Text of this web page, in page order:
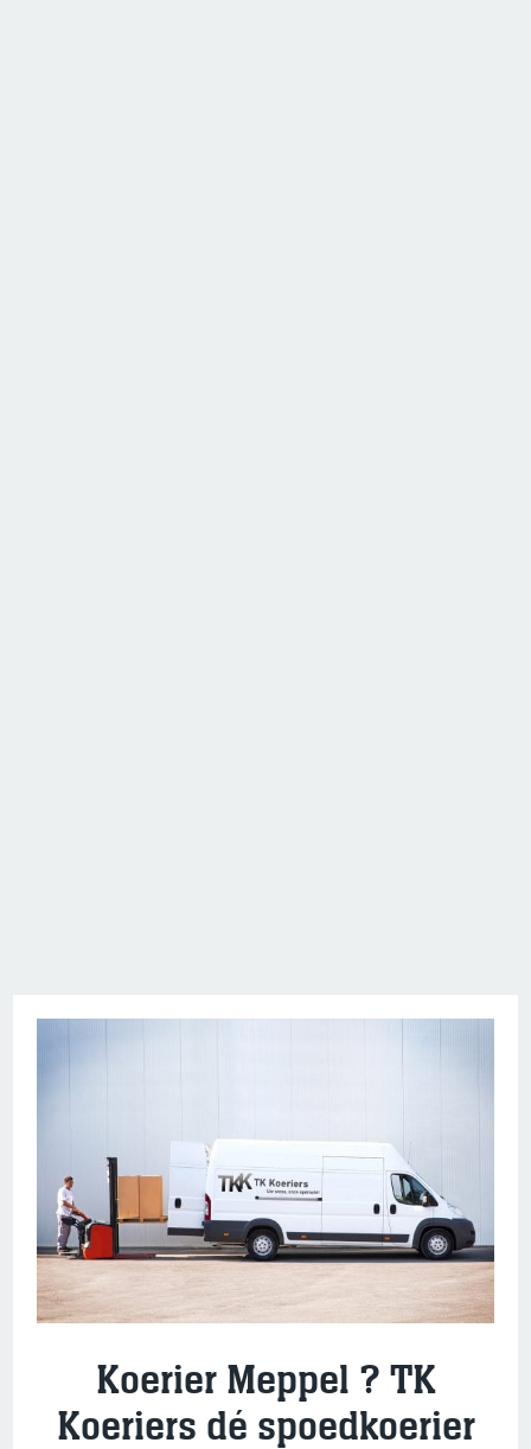
Koerier Meppel ? TK
Koeriers dé spoedkoerier